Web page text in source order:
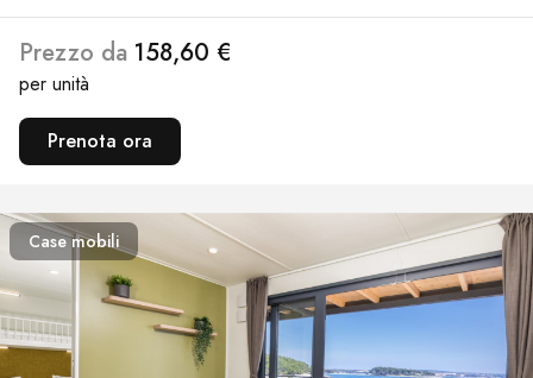
Prezzo da 158,60 €
per unità
Prenota ora
Case mobili